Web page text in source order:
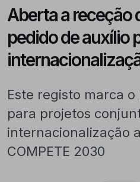
Aberta a receção
pedido de auxílio
Este registo marca
para projetos
internacionalização
COMPETE 2030